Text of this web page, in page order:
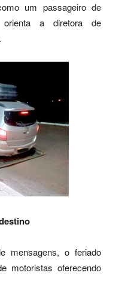
um passageiro de
orienta a diretora de
mensagens, o feriado
motoristas oferecendo